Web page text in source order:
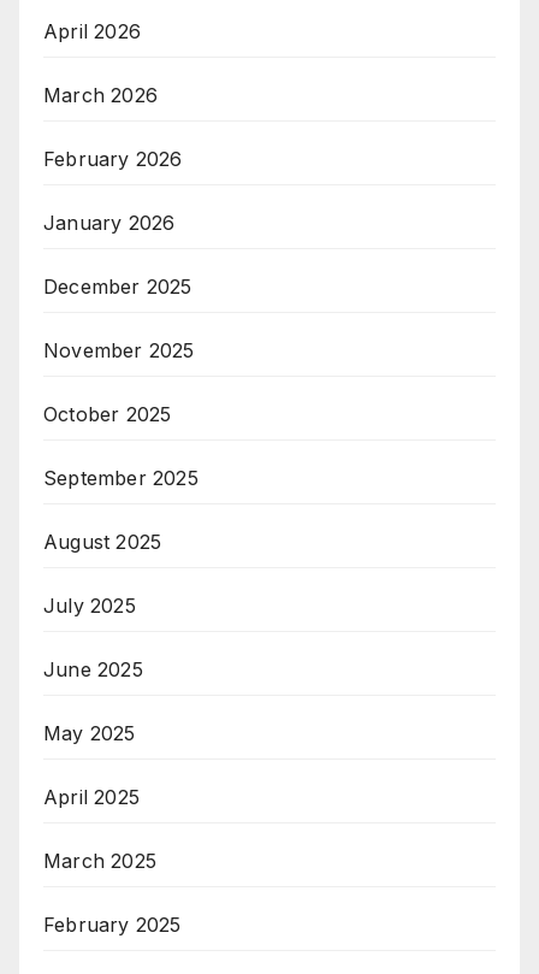
April 2026
March 2026
February 2026
January 2026
December 2025
November 2025
October 2025
September 2025
August 2025
July 2025
June 2025
May 2025
April 2025
March 2025
February 2025